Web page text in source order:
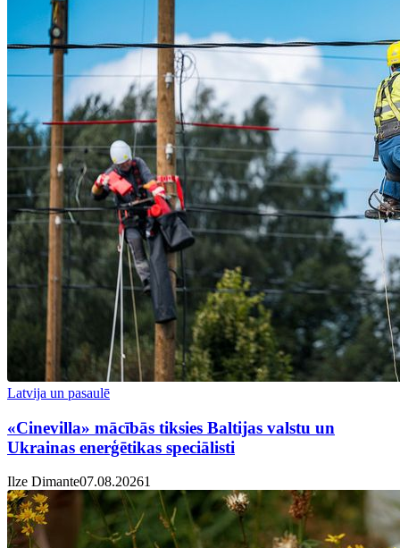
Latvija un pasaulē
«Cinevilla» mācībās tiksies Baltijas valstu un
Ukrainas enerģētikas speciālisti
Ilze Dimante07.08.20261